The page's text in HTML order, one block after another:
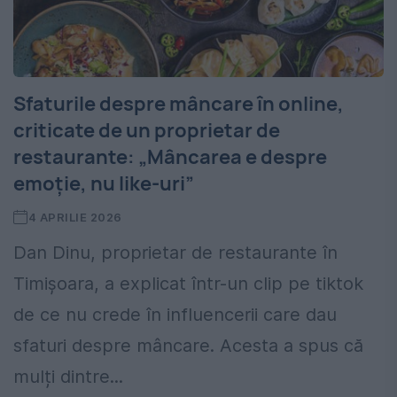
Sfaturile despre mâncare în online,
criticate de un proprietar de
restaurante: „Mâncarea e despre
emoție, nu like-uri”
4 APRILIE 2026
Dan Dinu, proprietar de restaurante în
Timișoara, a explicat într-un clip pe tiktok
de ce nu crede în influencerii care dau
sfaturi despre mâncare. Acesta a spus că
mulți dintre...